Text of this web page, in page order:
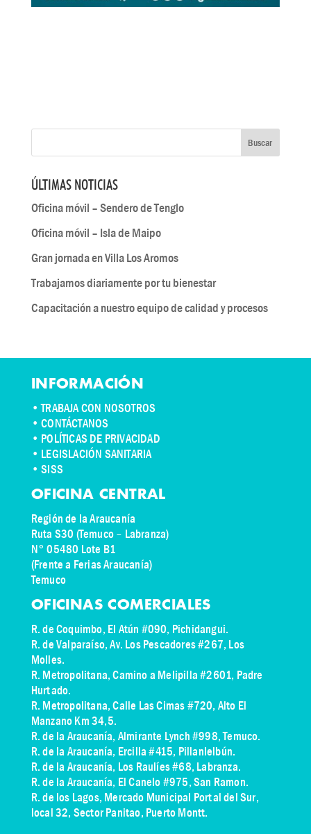
ÚLTIMAS NOTICIAS
Oficina móvil – Sendero de Tenglo
Oficina móvil – Isla de Maipo
Gran jornada en Villa Los Aromos
Trabajamos diariamente por tu bienestar
Capacitación a nuestro equipo de calidad y procesos
INFORMACIÓN
•TRABAJA CON NOSOTROS
•CONTÁCTANOS
• POLÍTICAS DE PRIVACIDAD
• LEGISLACIÓN SANITARIA
• SISS
OFICINA CENTRAL
Región de la Araucanía
Ruta S30 (Temuco – Labranza)
N° 05480 Lote B1
(Frente a Ferias Araucanía)
Temuco
OFICINAS COMERCIALES
R. de Coquimbo, El Atún #090, Pichidangui.
R. de Valparaíso, Av. Los Pescadores #267, Los
Molles.
R. Metropolitana, Camino a Melipilla #2601, Padre
Hurtado.
R. Metropolitana, Calle Las Cimas #720, Alto El
Manzano Km 34,5.
R. de la Araucanía, Almirante Lynch #998, Temuco.
R. de la Araucanía, Ercilla #415, Pillanlelbún.
R. de la Araucanía, Los Raulíes #68, Labranza.
R. de la Araucanía, El Canelo #975, San Ramon.
R. de los Lagos, Mercado Municipal Portal del Sur,
local 32, Sector Panitao, Puerto Montt.